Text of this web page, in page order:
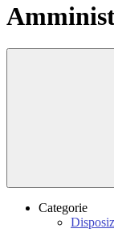
Categorie